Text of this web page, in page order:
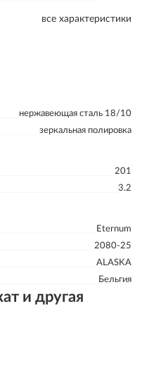
все характеристики
нержавеющая сталь 18/10
зеркальная полировка
201
3.2
Eternum
2080-25
ALASKA
Бельгия
и другая